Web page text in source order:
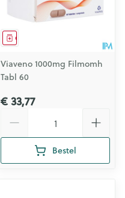
Geneesmiddel
Viaveno 1000mg Filmomh
Tabl 60
€ 33,77
Bestel